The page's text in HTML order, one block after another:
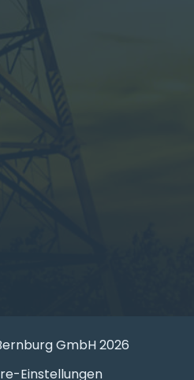
GmbH 2026
Navigation
Einstellungen